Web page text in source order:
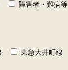
障害者・難病等
東急大井町線